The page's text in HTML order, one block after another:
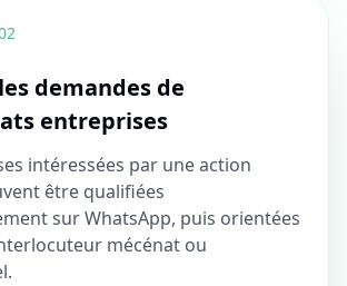
2
demandes de
entreprises
intéressées par une action
être qualifiées
sur WhatsApp, puis orientées
mécénat ou